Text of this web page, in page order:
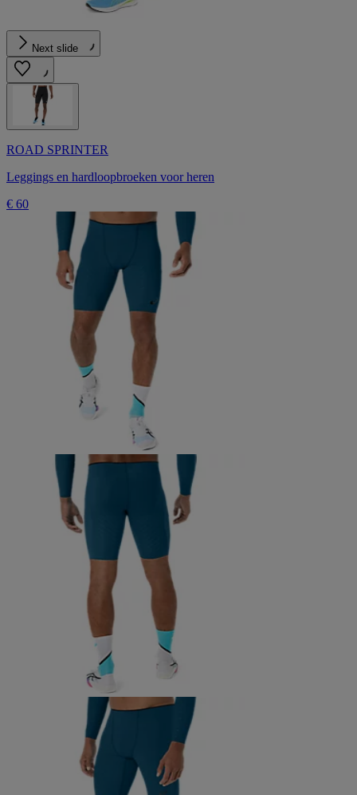
Next slide
ROAD SPRINTER
Leggings en hardloopbroeken voor heren
€ 60